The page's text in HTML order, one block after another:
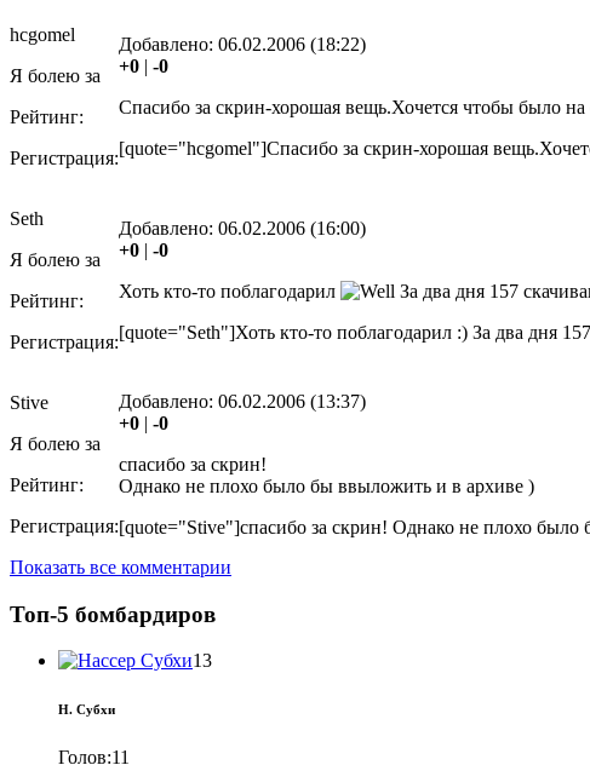
hcgomel
Я болею за
Рейтинг:
Регистрация:
Добавлено: 06.02.2006 (18:22)
+0 | -0
Спасибо за скрин-хорошая вещь.Хочется чтобы было
[quote="hcgomel"]Спасибо за скрин-хорошая
Seth
Я болею за
Рейтинг:
Регистрация:
Добавлено: 06.02.2006 (16:00)
+0 | -0
Хоть кто-то поблагодарил
За два дня 157
[quote="Seth"]Хоть кто-то поблагодарил :) За два дня
Stive
Я болею за
Рейтинг:
Регистрация:
Добавлено: 06.02.2006 (13:37)
+0 | -0
спасибо за скрин!
Однако не плохо было бы ввыложить и в архиве )
[quote="Stive"]спасибо за скрин! Однако не плохо
Показать все комментарии
Топ-5 бомбардиров
13
Н. Субхи
Голов:11